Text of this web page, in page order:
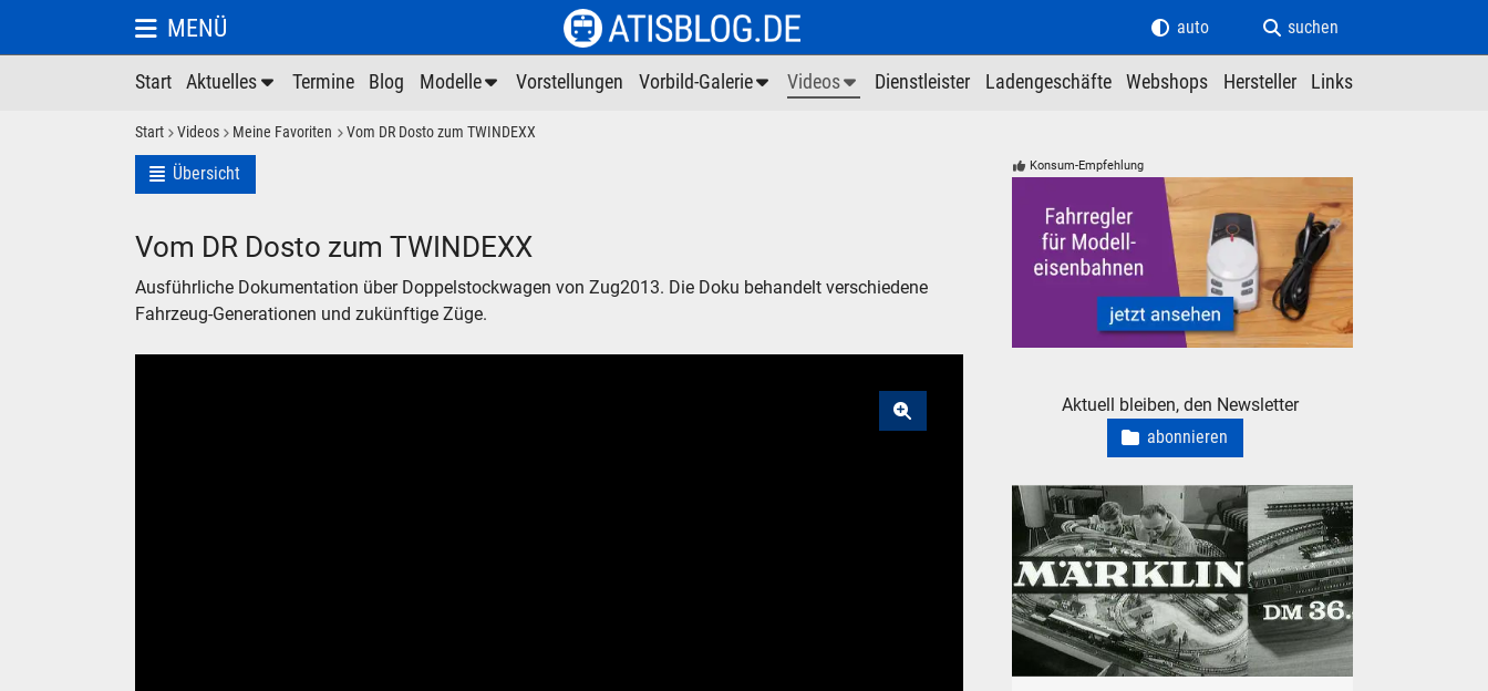
Start Aktuelles Termine Blog Modelle Vorstellungen Vorbild-Galerie Videos Dienstleister Ladengeschäfte Webshops Hersteller Links
MENÜ suchen
auto
Start Videos Meine Favoriten Vom DR Dosto zum TWINDEXX
Übersicht
Vom DR Dosto zum TWINDEXX
Ausführliche Dokumentation über Doppelstockwagen von Zug2013. Die Doku behandelt verschiedene
Fahrzeug-Generationen und zukünftige Züge.
Konsum-Empfehlung
Aktuell bleiben, den Newsletter
abonnieren